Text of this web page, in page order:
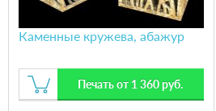
Каменные кружева, абажур
Печать от 1 360 руб.